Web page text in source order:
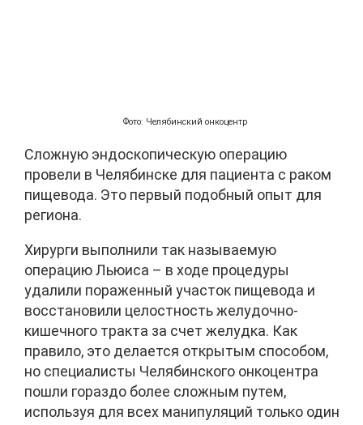
Фото: Челябинский онкоцентр
Сложную эндоскопическую операцию
провели в Челябинске для пациента с раком
пищевода. Это первый подобный опыт для
региона.
Хирурги выполнили так называемую
операцию Льюиса – в ходе процедуры
удалили пораженный участок пищевода и
восстановили целостность желудочно-
кишечного тракта за счет желудка. Как
правило, это делается открытым способом,
но специалисты Челябинского онкоцентра
пошли гораздо более сложным путем,
используя для всех манипуляций только один